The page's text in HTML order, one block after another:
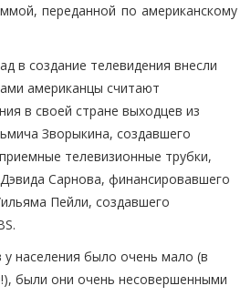
переданной по американскому
в создание телевидения внесли
американцы считают
в своей стране выходцев из
Зворыкина, создавшего
телевизионные трубки,
Сарнова, финансировавшего
Пейли, создавшего
населения было очень мало (в
были они очень несовершенными